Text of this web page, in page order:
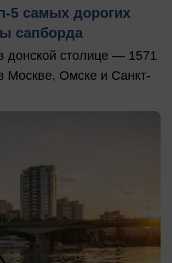
5 самых дорогих
сапборда
донской столице — 1571
Москве, Омске и Санкт-